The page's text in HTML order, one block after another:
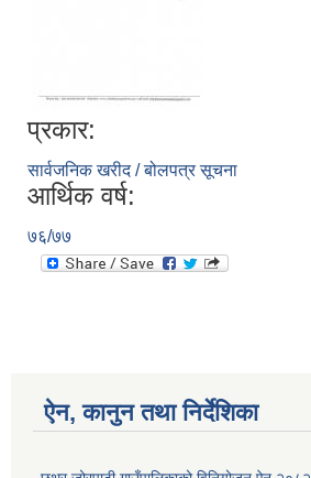
प्रकार:
सार्वजनिक खरीद / बोलपत्र सूचना
आर्थिक वर्ष:
७६/७७
ऐन, कानुन तथा निर्देशिका